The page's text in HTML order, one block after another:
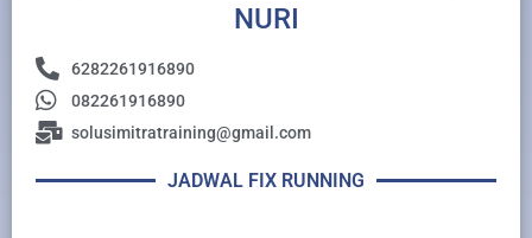
NURI
6282261916890
082261916890
solusimitratraining@gmail.com
JADWAL FIX RUNNING